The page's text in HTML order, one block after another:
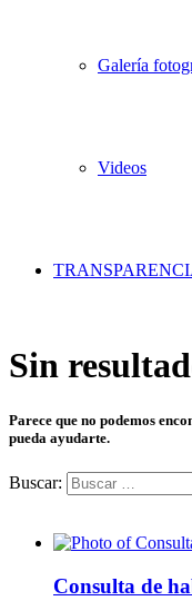
Galería
Videos
Sin
Parece que no podemos
pueda ayudarte.
Buscar:
Consulta de